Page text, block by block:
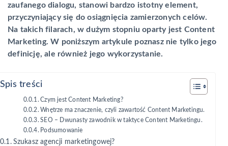
zaufanego dialogu, stanowi bardzo istotny element,
przyczyniający się do osiągnięcia zamierzonych celów.
Na takich filarach, w dużym stopniu oparty jest Content
Marketing. W poniższym artykule poznasz nie tylko jego
definicję, ale również jego wykorzystanie.
Spis treści
Czym jest Content Marketing?
Wnętrze ma znaczenie, czyli zawartość Content Marketingu.
SEO – Dwunasty zawodnik w taktyce Content Marketingu.
Podsumowanie
Szukasz agencji marketingowej?